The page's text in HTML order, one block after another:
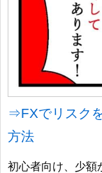
⇒FXでリスク
方法
初心者向け、少額